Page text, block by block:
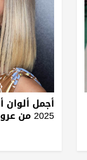
أجمل
2025 من عروض ميلانو